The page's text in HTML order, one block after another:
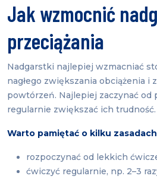
Jak wzmocnić
przeciążania
Nadgarstki najlepiej wzmacniać
nagłego zwiększania obciążenia i
powtórzeń. Najlepiej zaczynać od
regularnie zwiększać ich trudność.
Warto pamiętać o kilku
rozpoczynać od lekkich
ćwiczyć regularnie, np. 2–3